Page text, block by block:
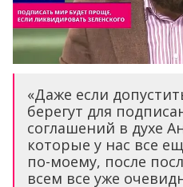
«Даже если
берегут для
соглашений в духе
которые у нас все
по-моему, после
всем все уже